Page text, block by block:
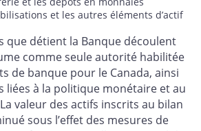
et les autres éléments d’actif
que détient la Banque découlent
comme seule autorité habilitée
de banque pour le Canada, ainsi
liées à la politique monétaire et au
valeur des actifs inscrits au bilan
sous l’effet des mesures de